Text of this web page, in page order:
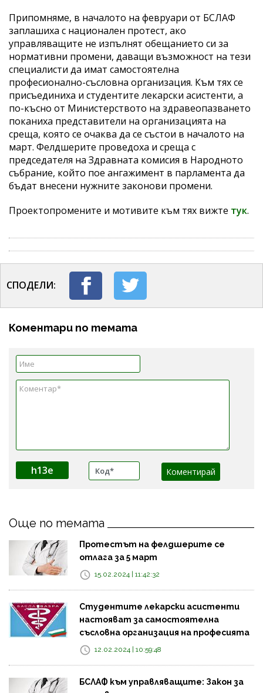
Припомняме, в началото на февруари от БСЛАФ
заплашиха с национален протест, ако
управляващите не изпълнят обещанието си за
нормативни промени, даващи възможност на тези
специалисти да имат самостоятелна
професионално-съсловна организация. Към тях се
присъединиха и студентите лекарски асистенти, а
по-късно от Министерството на здравеопазването
поканиха представители на организацията на
среща, която се очаква да се състои в началото на
март. Фелдшерите проведоха и среща с
председателя на Здравната комисия в Народното
събрание, който пое ангажимент в парламента да
бъдат внесени нужните законови промени.
Проектопромените и мотивите към тях вижте тук.
СПОДЕЛИ:
Коментари по темата
h13e
Още по темата
Протестът на фелдшерите се
отлага за 5 март
15.02.2024 | 11:42:32
Студентите лекарски асистенти
настояват за самостоятелна
съсловна организация на професията
12.02.2024 | 10:59:48
БСЛАФ към управляващите: Закон за